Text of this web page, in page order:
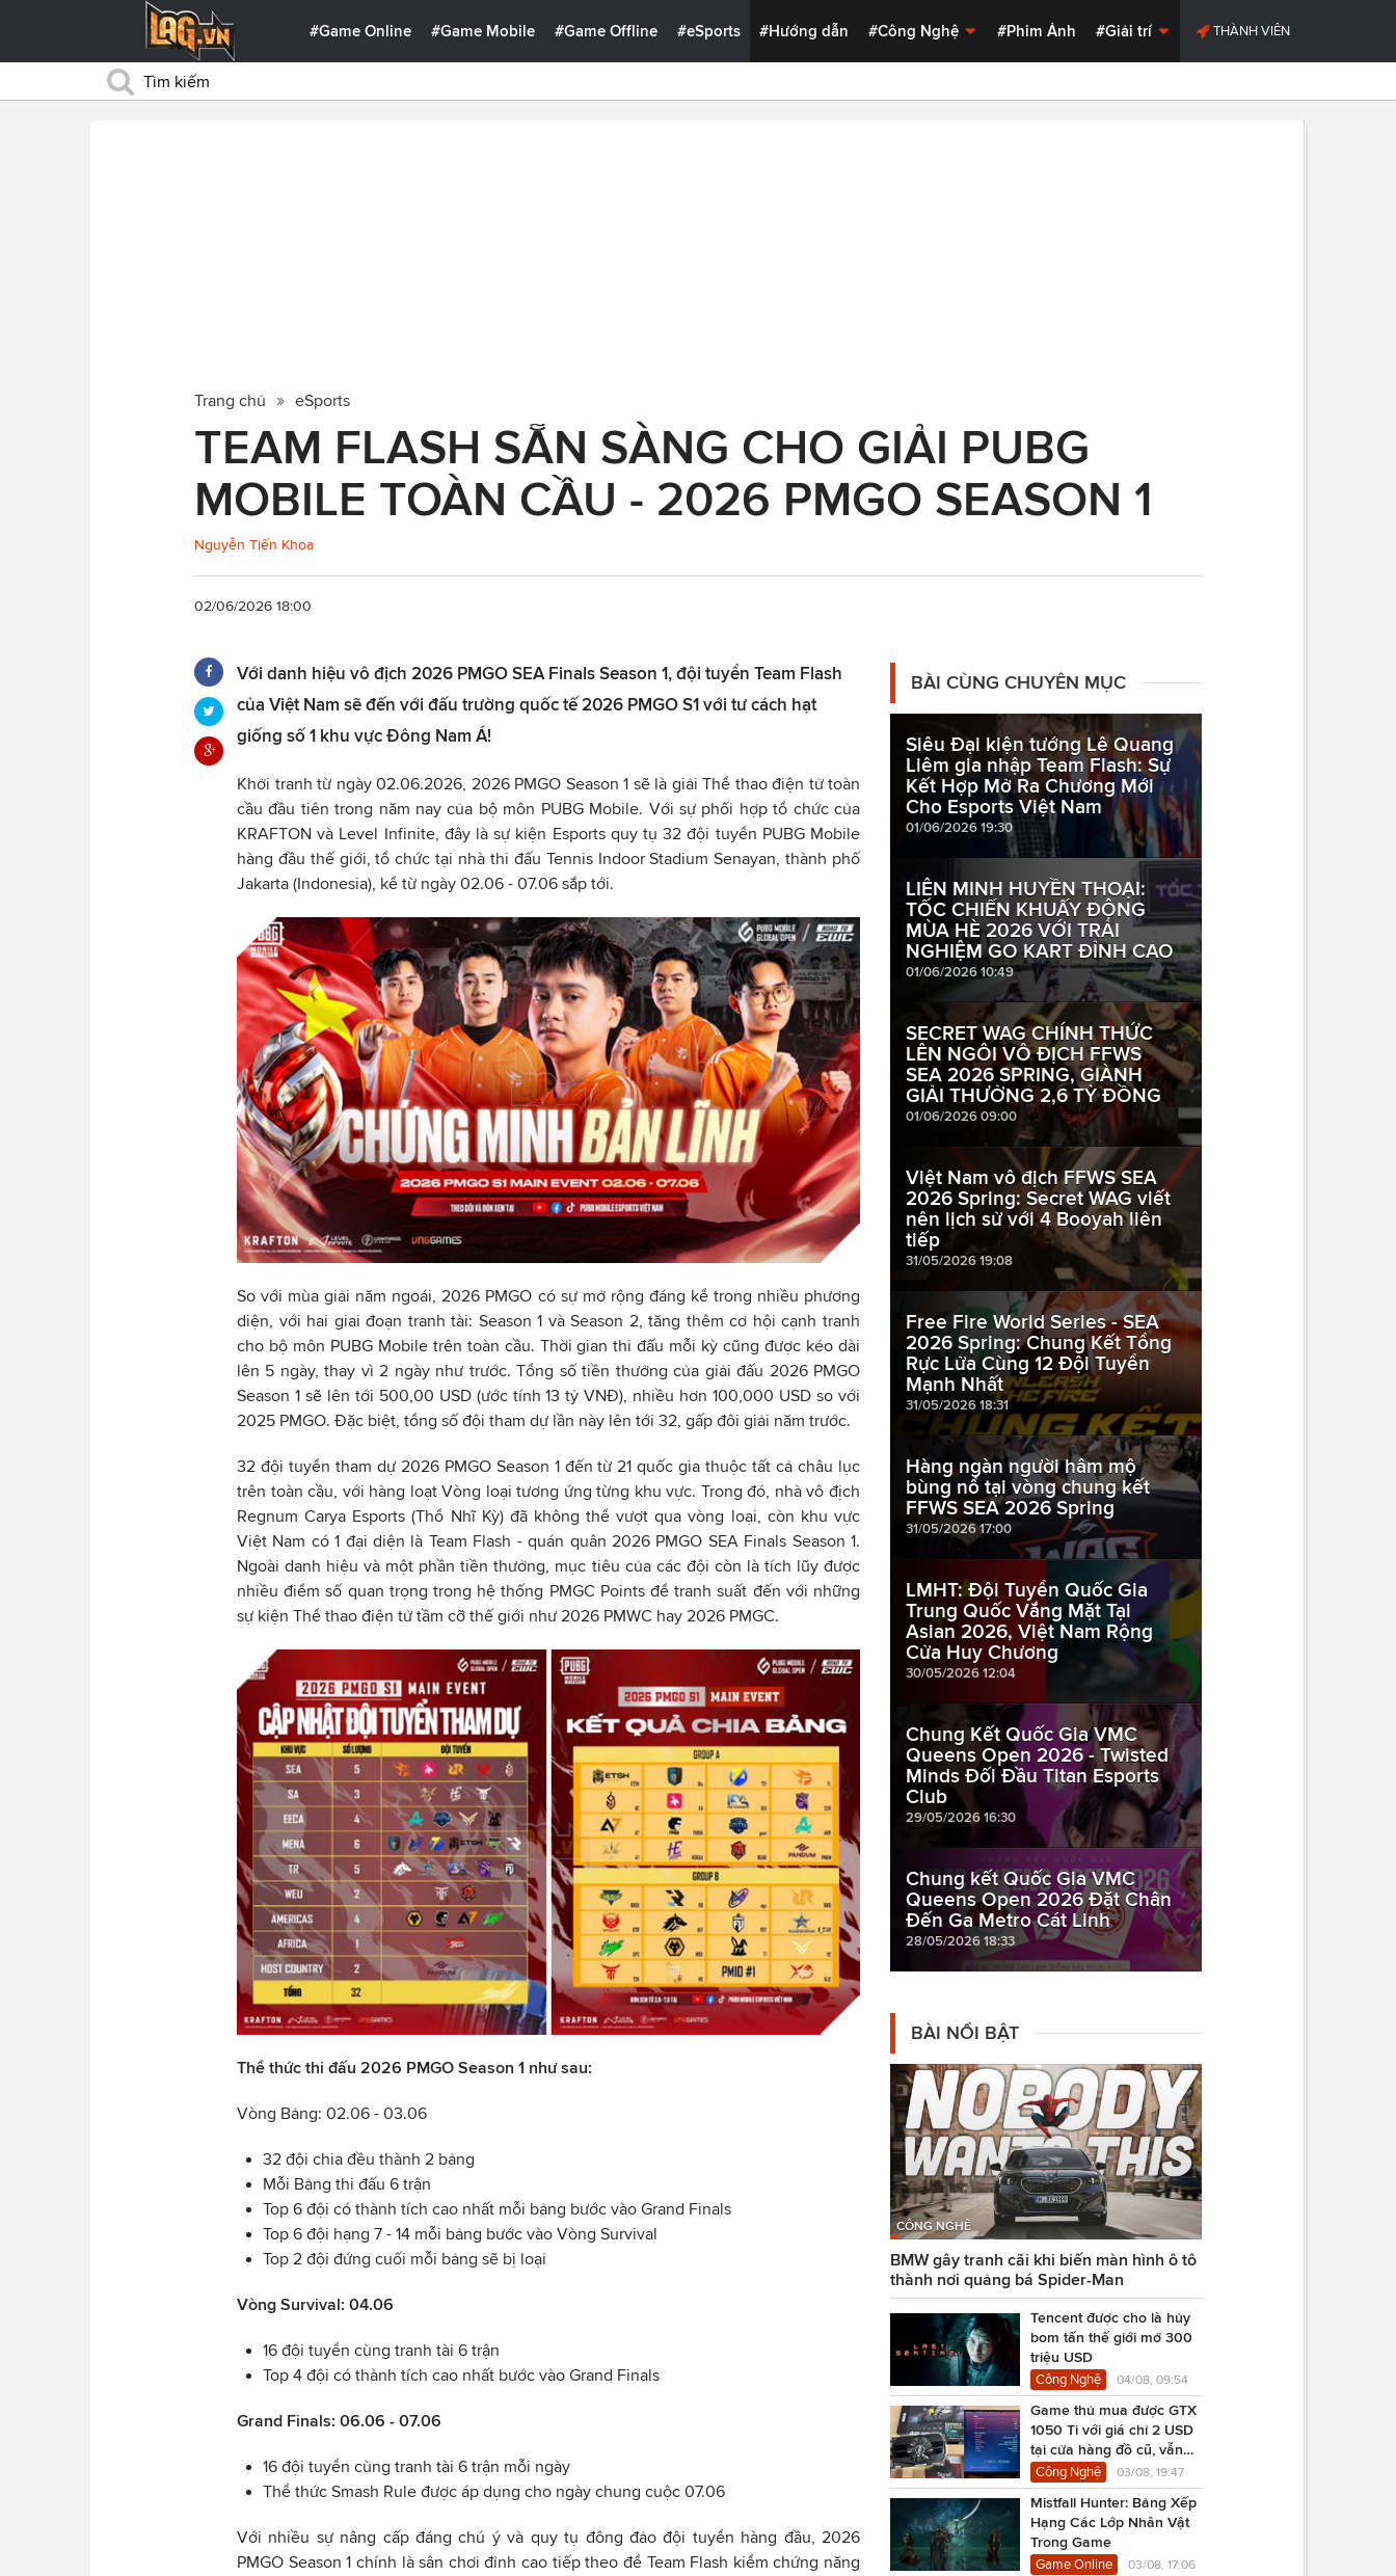
#Game Online #Game Mobile #Game Offline #eSports #Hướng dẫn #Công Nghệ #Phim Ảnh #Giải trí THÀNH VIÊN
Trang chủ eSports
TEAM FLASH SẴN SÀNG CHO GIẢI PUBG
MOBILE TOÀN CẦU - 2026 PMGO SEASON 1
Nguyễn Tiến Khoa
02/06/2026 18:00
Với danh hiệu vô địch 2026 PMGO SEA Finals Season 1, đội tuyển Team Flash
của Việt Nam sẽ đến với đấu trường quốc tế 2026 PMGO S1 với tư cách hạt
giống số 1 khu vực Đông Nam Á!
Khởi tranh từ ngày 02.06.2026, 2026 PMGO Season 1 sẽ là giải Thể thao điện tử toàn
cầu đầu tiên trong năm nay của bộ môn PUBG Mobile. Với sự phối hợp tổ chức của
KRAFTON và Level Infinite, đây là sự kiện Esports quy tụ 32 đội tuyển PUBG Mobile
hàng đầu thế giới, tổ chức tại nhà thi đấu Tennis Indoor Stadium Senayan, thành phố
Jakarta (Indonesia), kể từ ngày 02.06 - 07.06 sắp tới.
So với mùa giải năm ngoái, 2026 PMGO có sự mở rộng đáng kể trong nhiều phương
diện, với hai giai đoạn tranh tài: Season 1 và Season 2, tăng thêm cơ hội cạnh tranh
cho bộ môn PUBG Mobile trên toàn cầu. Thời gian thi đấu mỗi kỳ cũng được kéo dài
lên 5 ngày, thay vì 2 ngày như trước. Tổng số tiền thưởng của giải đấu 2026 PMGO
Season 1 sẽ lên tới 500,00 USD (ước tính 13 tỷ VNĐ), nhiều hơn 100,000 USD so với
2025 PMGO. Đặc biệt, tổng số đội tham dự lần này lên tới 32, gấp đôi giải năm trước.
32 đội tuyển tham dự 2026 PMGO Season 1 đến từ 21 quốc gia thuộc tất cả châu lục
trên toàn cầu, với hàng loạt Vòng loại tương ứng từng khu vực. Trong đó, nhà vô địch
Regnum Carya Esports (Thổ Nhĩ Kỳ) đã không thể vượt qua vòng loại, còn khu vực
Việt Nam có 1 đại diện là Team Flash - quán quân 2026 PMGO SEA Finals Season 1.
Ngoài danh hiệu và một phần tiền thưởng, mục tiêu của các đội còn là tích lũy được
nhiều điểm số quan trọng trong hệ thống PMGC Points để tranh suất đến với những
sự kiện Thể thao điện tử tầm cỡ thế giới như 2026 PMWC hay 2026 PMGC.
Thể thức thi đấu 2026 PMGO Season 1 như sau:
Vòng Bảng: 02.06 - 03.06
32 đội chia đều thành 2 bảng
Mỗi Bảng thi đấu 6 trận
Top 6 đội có thành tích cao nhất mỗi bảng bước vào Grand Finals
Top 6 đội hạng 7 - 14 mỗi bảng bước vào Vòng Survival
Top 2 đội đứng cuối mỗi bảng sẽ bị loại
Vòng Survival: 04.06
16 đội tuyển cùng tranh tài 6 trận
Top 4 đội có thành tích cao nhất bước vào Grand Finals
Grand Finals: 06.06 - 07.06
16 đội tuyển cùng tranh tài 6 trận mỗi ngày
Thể thức Smash Rule được áp dụng cho ngày chung cuộc 07.06
Với nhiều sự nâng cấp đáng chú ý và quy tụ đông đảo đội tuyển hàng đầu, 2026
PMGO Season 1 chính là sân chơi đỉnh cao tiếp theo để Team Flash kiểm chứng năng
BÀI CÙNG CHUYÊN MỤC
Siêu Đại kiện tướng Lê Quang
Liêm gia nhập Team Flash: Sự
Kết Hợp Mở Ra Chương Mới
Cho Esports Việt Nam
01/06/2026 19:30
LIÊN MINH HUYỀN THOẠI:
TỐC CHIẾN KHUẤY ĐỘNG
MÙA HÈ 2026 VỚI TRẢI
NGHIỆM GO KART ĐỈNH CAO
01/06/2026 10:49
SECRET WAG CHÍNH THỨC
LÊN NGÔI VÔ ĐỊCH FFWS
SEA 2026 SPRING, GIÀNH
GIẢI THƯỞNG 2,6 TỶ ĐỒNG
01/06/2026 09:00
Việt Nam vô địch FFWS SEA
2026 Spring: Secret WAG viết
nên lịch sử với 4 Booyah liên
tiếp
31/05/2026 19:08
Free Fire World Series - SEA
2026 Spring: Chung Kết Tổng
Rực Lửa Cùng 12 Đội Tuyển
Mạnh Nhất
31/05/2026 18:31
Hàng ngàn người hâm mộ
bùng nổ tại vòng chung kết
FFWS SEA 2026 Spring
31/05/2026 17:00
LMHT: Đội Tuyển Quốc Gia
Trung Quốc Vắng Mặt Tại
Asian 2026, Việt Nam Rộng
Cửa Huy Chương
30/05/2026 12:04
Chung Kết Quốc Gia VMC
Queens Open 2026 - Twisted
Minds Đối Đầu Titan Esports
Club
29/05/2026 16:30
Chung kết Quốc Gia VMC
Queens Open 2026 Đặt Chân
Đến Ga Metro Cát Linh
28/05/2026 18:33
BÀI NỔI BẬT
CÔNG NGHỆ
BMW gây tranh cãi khi biến màn hình ô tô
thành nơi quảng bá Spider-Man
Tencent được cho là hủy
bom tấn thế giới mở 300
triệu USD
Công Nghệ 04/08, 09:54
Game thủ mua được GTX
1050 Ti với giá chỉ 2 USD
tại cửa hàng đồ cũ, vẫn
chạy Cyberpunk 2077
Công Nghệ 03/08, 19:47
Mistfall Hunter: Bảng Xếp
Hạng Các Lớp Nhân Vật
Trong Game
Game Online 03/08, 17:06